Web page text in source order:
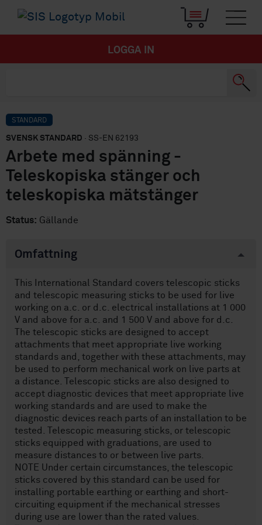
LOGGA IN
STANDARD
SVENSK STANDARD · SS-EN 62193
Arbete med spänning -
Teleskopiska stänger och
teleskopiska mätstänger
Status: Gällande
Omfattning
This International Standard covers telescopic sticks
and telescopic measuring sticks to be used for live
working on a.c. or d.c. electrical installations at 1 000
V and above for a.c. and 1 500 V and above for d.c.
The telescopic sticks are designed to accept
attachments that meet appropriate live working
standards and, together with these attachments, may
be used to perform mechanical work on live parts at
a distance. Telescopic sticks are also designed to
accept diagnostic devices that meet appropriate live
working standards and are used to make the
diagnostic devices reach parts of an installation to be
tested. Telescopic measuring sticks, or telescopic
sticks equipped with graduations, are used to
measure distances to or between live parts.
NOTE Under certain circumstances, the telescopic
sticks covered by this standard can be used for
installing portable earthing or earthing and short-
circuiting equipment if the mechanical stresses
during use are lower than the rated values.